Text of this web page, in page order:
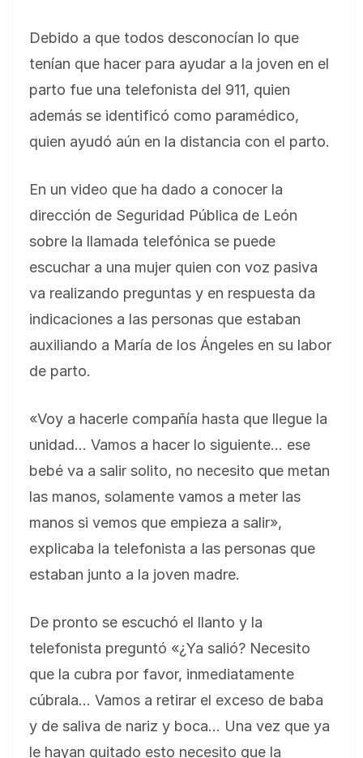
Debido a que todos desconocían lo que
tenían que hacer para ayudar a la joven en el
parto fue una telefonista del 911, quien
además se identificó como paramédico,
quien ayudó aún en la distancia con el parto.
En un video que ha dado a conocer la
dirección de Seguridad Pública de León
sobre la llamada telefónica se puede
escuchar a una mujer quien con voz pasiva
va realizando preguntas y en respuesta da
indicaciones a las personas que estaban
auxiliando a María de los Ángeles en su labor
de parto.
«Voy a hacerle compañía hasta que llegue la
unidad… Vamos a hacer lo siguiente… ese
bebé va a salir solito, no necesito que metan
las manos, solamente vamos a meter las
manos si vemos que empieza a salir»,
explicaba la telefonista a las personas que
estaban junto a la joven madre.
De pronto se escuchó el llanto y la
telefonista preguntó «¿Ya salió? Necesito
que la cubra por favor, inmediatamente
cúbrala… Vamos a retirar el exceso de baba
y de saliva de nariz y boca… Una vez que ya
le hayan quitado esto necesito que la